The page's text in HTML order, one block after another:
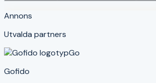
Annons
Utvalda partners
Go
Gofido